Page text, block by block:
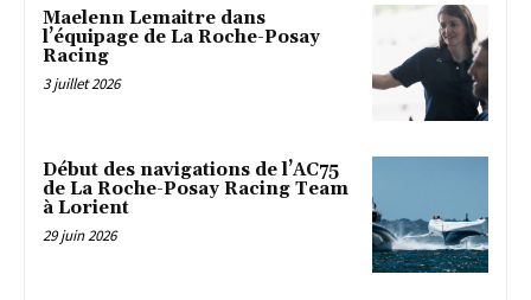
Maelenn Lemaitre dans
l’équipage de La Roche-Posay
Racing
3 juillet 2026
Début des navigations de l’AC75
de La Roche-Posay Racing Team
à Lorient
29 juin 2026